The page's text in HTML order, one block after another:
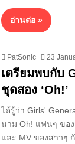
อ่านต่อ »
PatSonic 23
เตรียมพบกับ
ชุดสอง ‘Oh!’
ได้รู้ว่า Girls'
นาม Oh! แฟนๆ ของ
และ MV ของสาวๆ